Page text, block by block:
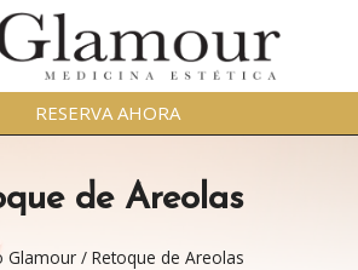
RESERVA AHORA
de Areolas
Glamour / Retoque de Areolas